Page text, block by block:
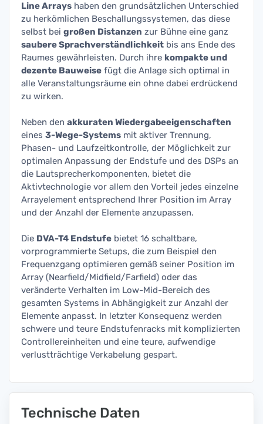
Line Arrays haben den grundsätzlichen Unterschied
zu herkömlichen Beschallungssystemen, das diese
selbst bei großen Distanzen zur Bühne eine ganz
saubere Sprachverständlichkeit bis ans Ende des
Raumes gewährleisten. Durch ihre kompakte und
dezente Bauweise fügt die Anlage sich optimal in
alle Veranstaltungsräume ein ohne dabei erdrückend
zu wirken.
Neben den akkuraten Wiedergabeeigenschaften
eines 3-Wege-Systems mit aktiver Trennung,
Phasen- und Laufzeitkontrolle, der Möglichkeit zur
optimalen Anpassung der Endstufe und des DSPs an
die Lautsprecherkomponenten, bietet die
Aktivtechnologie vor allem den Vorteil jedes einzelne
Arrayelement entsprechend Ihrer Position im Array
und der Anzahl der Elemente anzupassen.
Die DVA-T4 Endstufe bietet 16 schaltbare,
vorprogrammierte Setups, die zum Beispiel den
Frequenzgang optimieren gemäß seiner Position im
Array (Nearfield/Midfield/Farfield) oder das
veränderte Verhalten im Low-Mid-Bereich des
gesamten Systems in Abhängigkeit zur Anzahl der
Elemente anpasst. In letzter Konsequenz werden
schwere und teure Endstufenracks mit komplizierten
Controllereinheiten und eine teure, aufwendige
verlustträchtige Verkabelung gespart.
Technische Daten